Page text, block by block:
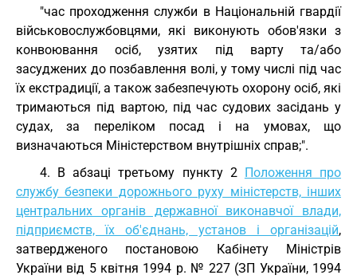
"час проходження служби в Національній гвардії
військовослужбовцями, які виконують обов'язки з
конвоювання осіб, узятих під варту та/або
засуджених до позбавлення волі, у тому числі під час
їх екстрадиції, а також забезпечують охорону осіб, які
тримаються під вартою, під час судових засідань у
судах, за переліком посад і на умовах, що
визначаються Міністерством внутрішніх справ;".
4. В абзаці третьому пункту 2 Положення про
службу безпеки дорожнього руху міністерств, інших
центральних органів державної виконавчої влади,
підприємств, їх об'єднань, установ і організацій,
затвердженого постановою Кабінету Міністрів
України від 5 квітня 1994 р. № 227 (ЗП України, 1994